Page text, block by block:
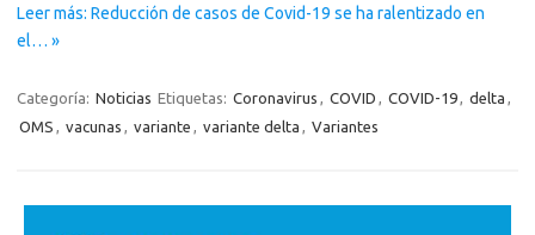
Leer más: Reducción de casos de Covid-19 se ha ralentizado en
el… »
Categoría: Noticias Etiquetas: Coronavirus , COVID , COVID-19, delta ,
OMS , vacunas , variante , variante delta , Variantes